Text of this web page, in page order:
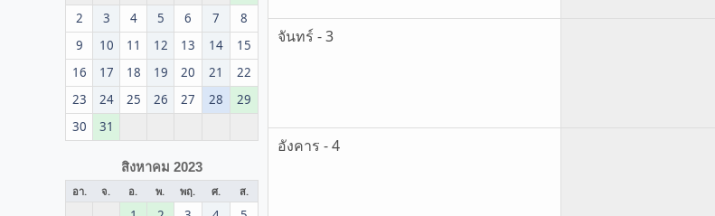
2
3 4 5 6 7
8
9
10 11 12 13 14
15
16
17 18 19 20 21
22
23
24 25 26 27 28
29
30
31
สิงหาคม 2023
อา. จ. อ. พ. พฤ. ศ. ส.
จันทร์ - 3
อังคาร - 4